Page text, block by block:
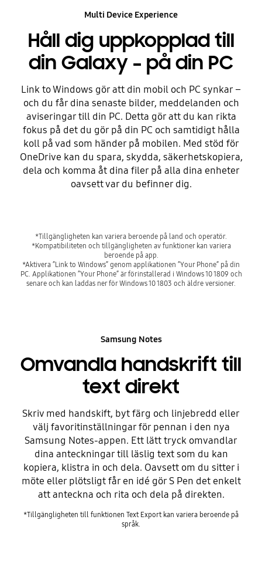
Multi Device Experience
Håll dig uppkopplad till
din Galaxy – på din PC
Link to Windows gör att din mobil och PC synkar –
och du får dina senaste bilder, meddelanden och
aviseringar till din PC. Detta gör att du kan rikta
fokus på det du gör på din PC och samtidigt hålla
koll på vad som händer på mobilen. Med stöd för
OneDrive kan du spara, skydda, säkerhetskopiera,
dela och komma åt dina filer på alla dina enheter
oavsett var du befinner dig.
*Tillgängligheten kan variera beroende på land och operatör.
*Kompatibiliteten och tillgängligheten av funktioner kan variera
beroende på app.
*Aktivera ”Link to Windows” genom applikationen ”Your Phone” på din
PC. Applikationen ”Your Phone” är förinstallerad i Windows 10 1809 och
senare och kan laddas ner för Windows 10 1803 och äldre versioner.
Samsung Notes
Omvandla handskrift till
text direkt
Skriv med handskift, byt färg och linjebredd eller
välj favoritinställningar för pennan i den nya
Samsung Notes-appen. Ett lätt tryck omvandlar
dina anteckningar till läslig text som du kan
kopiera, klistra in och dela. Oavsett om du sitter i
möte eller plötsligt får en idé gör S Pen det enkelt
att anteckna och rita och dela på direkten.
*Tillgängligheten till funktionen Text Export kan variera beroende på
språk.